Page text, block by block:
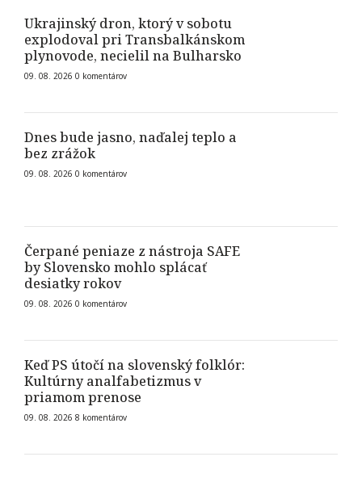
Ukrajinský dron, ktorý v sobotu
explodoval pri Transbalkánskom
plynovode, necielil na Bulharsko
09. 08. 2026 0 komentárov
Dnes bude jasno, naďalej teplo a
bez zrážok
09. 08. 2026 0 komentárov
Čerpané peniaze z nástroja SAFE
by Slovensko mohlo splácať
desiatky rokov
09. 08. 2026 0 komentárov
Keď PS útočí na slovenský folklór:
Kultúrny analfabetizmus v
priamom prenose
09. 08. 2026 8 komentárov